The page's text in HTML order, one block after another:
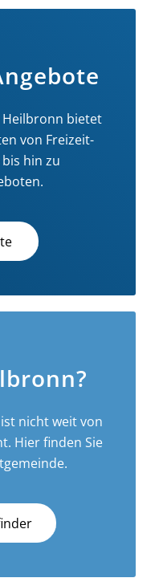
Heilbronn bietet
von Freizeit-
hin zu
nicht weit von
Hier finden Sie